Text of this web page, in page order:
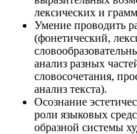
лексических и
Умение проводить
(фонетический,
анализ разных
словосочетания,
анализ текста).
Осознание
роли языковых
образной системы